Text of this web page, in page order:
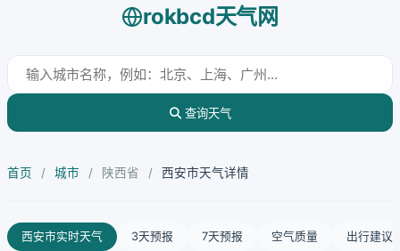
rokbcd天气网
查询天气
首页 / 城市 / 陕西省 / 西安市天气详情
西安市实时天气 3天预报 7天预报 空气质量 出行建议